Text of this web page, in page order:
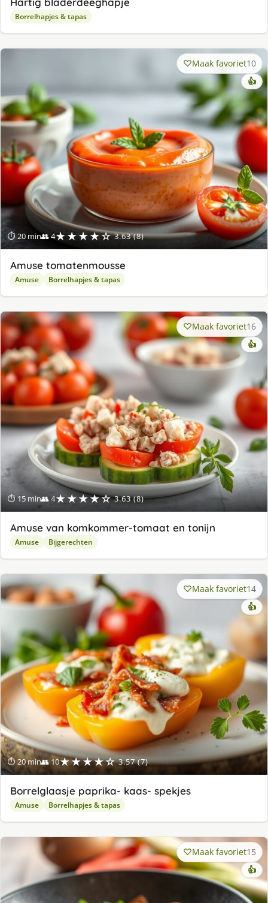
Borrelhapjes & tapas
⏱ 20 min👥 4★★★★☆ 3.63 (8)
Maak favoriet10
👍
Amuse tomatenmousse
Amuse Borrelhapjes & tapas
⏱ 15 min👥 4★★★★☆ 3.63 (8)
Maak favoriet16
👍
Amuse van komkommer-tomaat en tonijn
Amuse Bijgerechten
⏱ 20 min👥 10★★★★☆ 3.57 (7)
Maak favoriet14
👍
Borrelglaasje paprika- kaas- spekjes
Amuse Borrelhapjes & tapas
Maak favoriet15
👍